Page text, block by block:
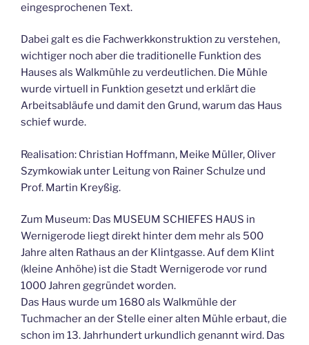
eingesprochenen Text.
Dabei galt es die Fachwerkkonstruktion zu verstehen,
wichtiger noch aber die traditionelle Funktion des
Hauses als Walkmühle zu verdeutlichen. Die Mühle
wurde virtuell in Funktion gesetzt und erklärt die
Arbeitsabläufe und damit den Grund, warum das Haus
schief wurde.
Realisation: Christian Hoffmann, Meike Müller, Oliver
Szymkowiak unter Leitung von Rainer Schulze und
Prof. Martin Kreyßig.
Zum Museum: Das MUSEUM SCHIEFES HAUS in
Wernigerode liegt direkt hinter dem mehr als 500
Jahre alten Rathaus an der Klintgasse. Auf dem Klint
(kleine Anhöhe) ist die Stadt Wernigerode vor rund
1000 Jahren gegründet worden.
Das Haus wurde um 1680 als Walkmühle der
Tuchmacher an der Stelle einer alten Mühle erbaut, die
schon im 13. Jahrhundert urkundlich genannt wird. Das